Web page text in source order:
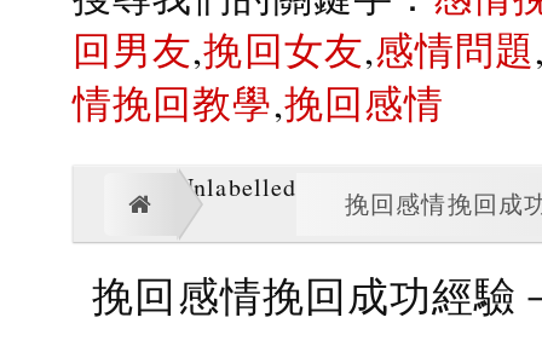
回男友,挽回女友,感情問題
情挽回教學,挽回感情
Unlabelled
挽回感情挽回成
挽回感情挽回成功經驗